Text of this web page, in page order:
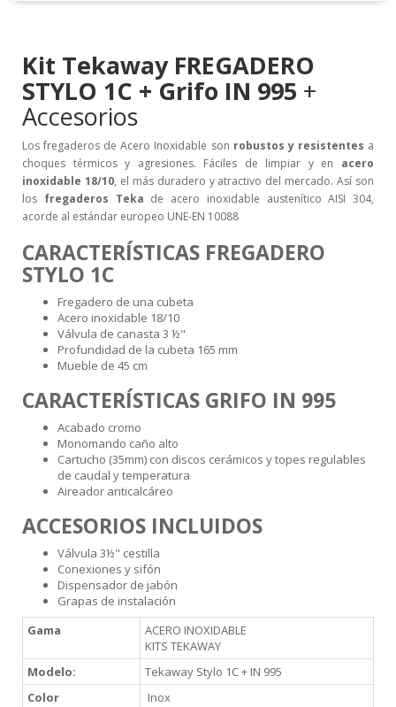
Kit Tekaway FREGADERO
STYLO 1C + Grifo IN 995 +
Accesorios
Los fregaderos de Acero Inoxidable son robustos y resistentes a
choques térmicos y agresiones. Fáciles de limpiar y en acero
inoxidable 18/10, el más duradero y atractivo del mercado. Así son
los fregaderos Teka de acero inoxidable austenítico AISI 304,
acorde al estándar europeo UNE-EN 10088
CARACTERÍSTICAS FREGADERO
STYLO 1C
Fregadero de una cubeta
Acero inoxidable 18/10
Válvula de canasta 3 ½"
Profundidad de la cubeta 165 mm
Mueble de 45 cm
CARACTERÍSTICAS GRIFO IN 995
Acabado cromo
Monomando caño alto
Cartucho (35mm) con discos cerámicos y topes regulables
de caudal y temperatura
Aireador anticalcáreo
ACCESORIOS INCLUIDOS
Válvula 3½" cestilla
Conexiones y sifón
Dispensador de jabón
Grapas de instalación
Gama
ACERO INOXIDABLE
KITS TEKAWAY
Modelo:
Tekaway Stylo 1C + IN 995
Color
Inox